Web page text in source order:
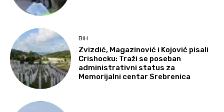
BIH
Zvizdić, Magazinović i Kojović pisali
Crishocku: Traži se poseban
administrativni status za
Memorijalni centar Srebrenica